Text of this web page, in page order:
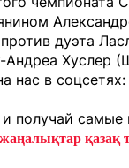
дуэта
Хуслер
нас в соцсетях:
получай
қазақ